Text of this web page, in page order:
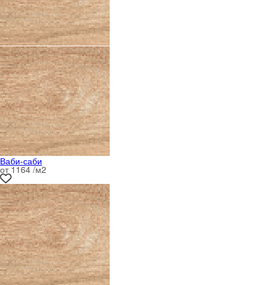
Ваби-саби
от 1164 /м2